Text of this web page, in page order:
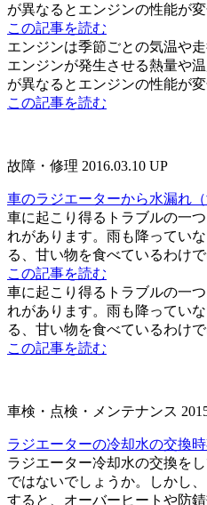
が異なるとエンジンの性能が変
この記事を読む
エンジンは季節ごとの気温や
エンジンが発生させる熱量や
が異なるとエンジンの性能が変
この記事を読む
故障・修理 2016.03.10 UP
車のラジエーターから水漏れ
車に起こり得るトラブルの一
れがあります。雨も降ってい
る、甘い物を食べているわけ
この記事を読む
車に起こり得るトラブルの一
れがあります。雨も降ってい
る、甘い物を食べているわけ
この記事を読む
車検・点検・メンテナンス
ラジエーターの冷却水の交換
ラジエーター冷却水の交換を
ではないでしょうか。しかし
すると、オーバーヒートや防